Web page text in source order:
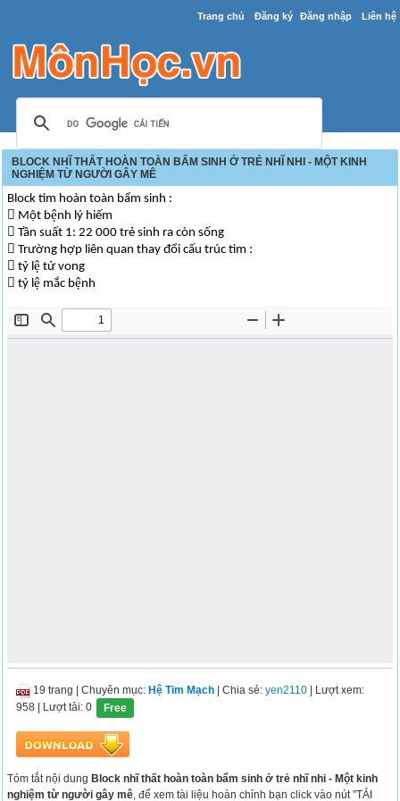
Trang chủ Đăng ký Đăng nhập Liên hệ
BLOCK NHĨ THẤT HOÀN TOÀN BẨM SINH Ở TRẺ NHĨ NHI - MỘT KINH
NGHIỆM TỪ NGƯỜI GÂY MÊ
Block tim hoàn toàn bẩm sinh :
 Một bệnh lý hiếm
 Tần suất 1: 22 000 trẻ sinh ra còn sống
 Trường hợp liên quan thay đổi cấu trúc tim :
 tỷ lệ tử vong
 tỷ lệ mắc bệnh
19 trang |Chuyên mục: Hệ Tim Mạch | Chia sẻ:yen2110 | Lượt xem:
958 | Lượt tải: 0 Free
Tóm tắt nội dung Block nhĩ thất hoàn toàn bẩm sinh ở trẻ nhĩ nhi - Một kinh
nghiệm từ người gây mê, để xem tài liệu hoàn chỉnh bạn click vào nút "TẢI